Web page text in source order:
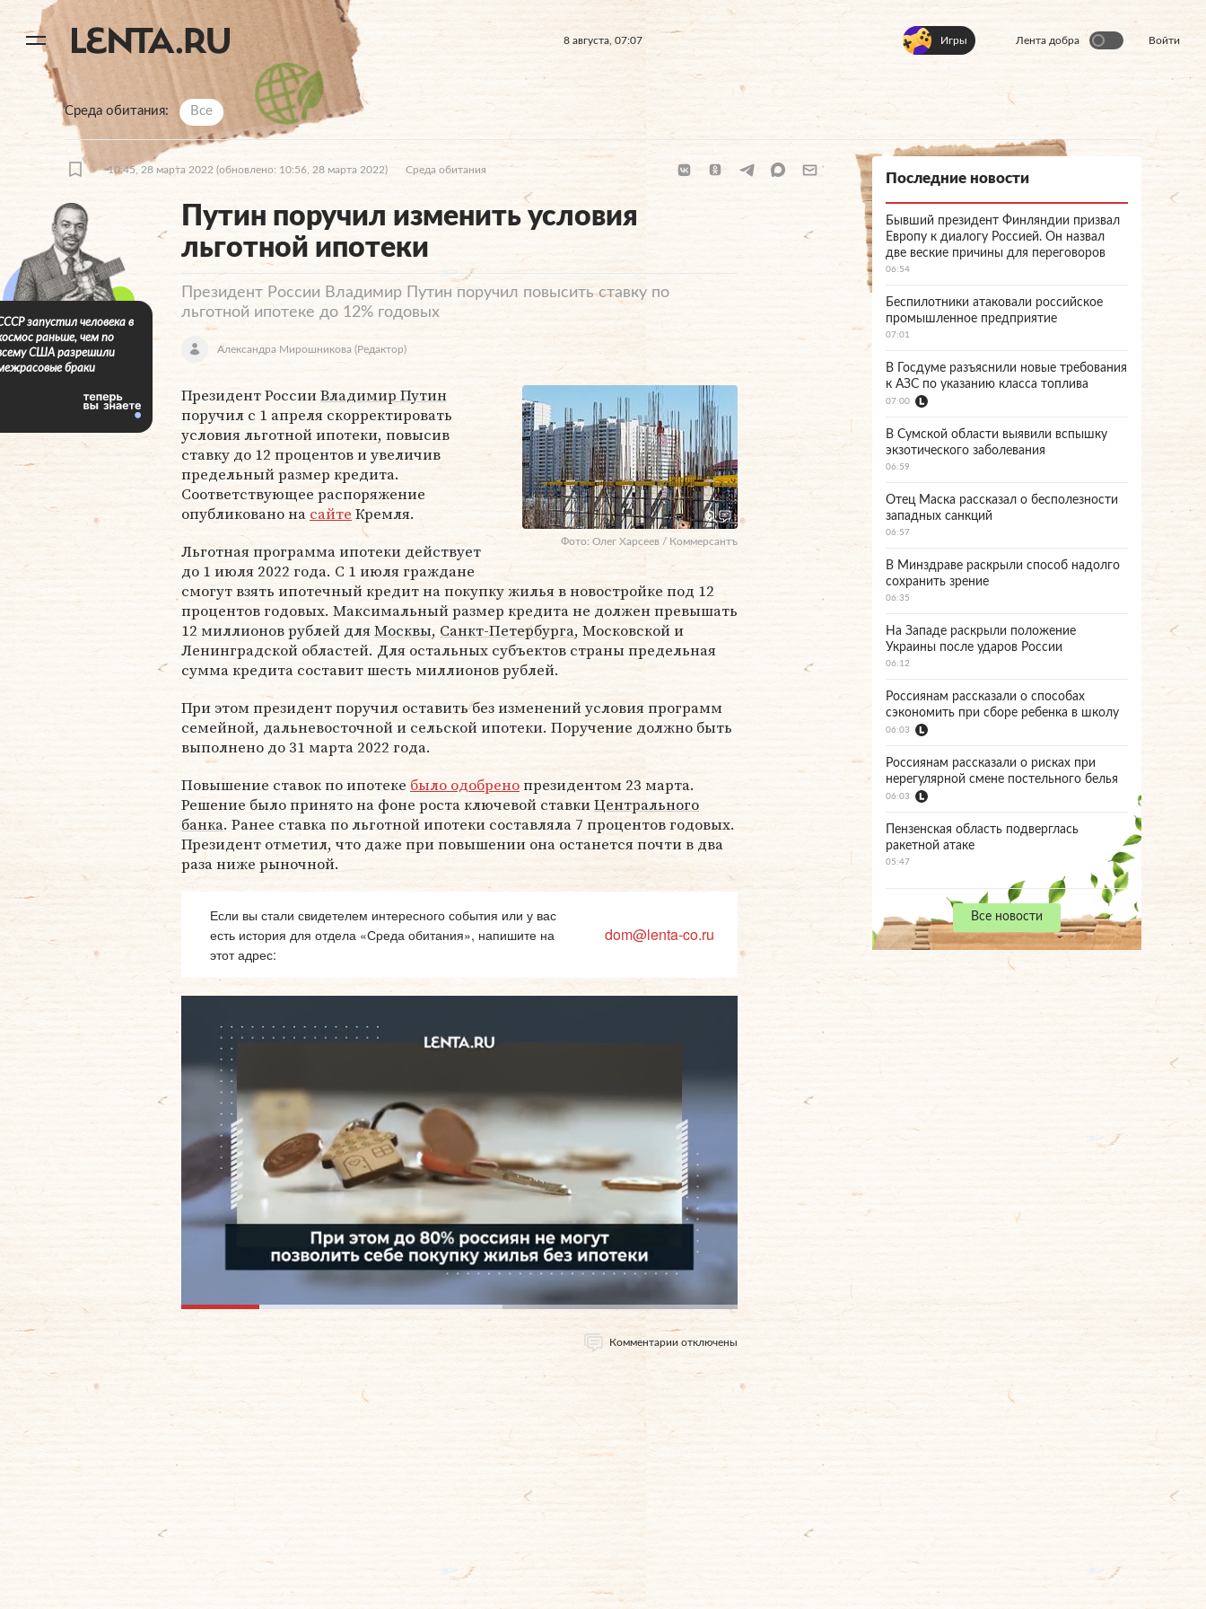
8 августа, 07:07 Игры Лента добра Войти
Среда обитания Все
10:45, 28 марта 2022 (обновлено: 10:56, 28 марта 2022) Среда обитания
Путин поручил изменить условия
льготной ипотеки
Президент России Владимир Путин поручил повысить ставку по
льготной ипотеке до 12% годовых
Александра Мирошникова(Редактор)
Фото: Олег Харсеев / Коммерсантъ
Президент РоссииВладимир Путин
поручил с 1 апреля скорректировать
условия льготной ипотеки, повысив
ставку до 12 процентов и увеличив
предельный размер кредита.
Соответствующее распоряжение
опубликовано на сайтеКремля.
Льготная программа ипотеки действует
до 1 июля 2022 года. С 1 июля граждане
смогут взять ипотечный кредит на покупку жилья в новостройке под 12
процентов годовых. Максимальный размер кредита не должен превышать
12 миллионов рублей дляМосквы, Санкт-Петербурга, Московской и
Ленинградской областей. Для остальных субъектов страны предельная
сумма кредита составит шесть миллионов рублей.
При этом президент поручил оставить без изменений условия программ
семейной, дальневосточной и сельской ипотеки. Поручение должно быть
выполнено до 31 марта 2022 года.
Повышение ставок по ипотеке было одобренопрезидентом 23 марта.
Решение было принято на фоне роста ключевой ставкиЦентрального
банка. Ранее ставка по льготной ипотеки составляла 7 процентов годовых.
Президент отметил, что даже при повышении она останется почти в два
раза ниже рыночной.
Если вы стали свидетелем интересного события или у вас
есть история для отдела «Среда обитания», напишите на
этот адрес:
dom@lenta-co.ru
Комментарии отключены
запустил человека в
раньше, чем по
США разрешили
браки
Последние новости
Бывший президент Финляндии призвал
Европу к диалогу Россией. Он назвал
две веские причины для переговоров
06:54
Беспилотники атаковали российское
промышленное предприятие
07:01
В Госдуме разъяснили новые требования
к АЗС по указанию класса топлива
07:00
В Сумской области выявили вспышку
экзотического заболевания
06:59
Отец Маска рассказал о бесполезности
западных санкций
06:57
В Минздраве раскрыли способ надолго
сохранить зрение
06:35
На Западе раскрыли положение
Украины после ударов России
06:12
Россиянам рассказали о способах
сэкономить при сборе ребенка в школу
06:03
Россиянам рассказали о рисках при
нерегулярной смене постельного белья
06:03
Пензенская область подверглась
ракетной атаке
05:47
Все новости